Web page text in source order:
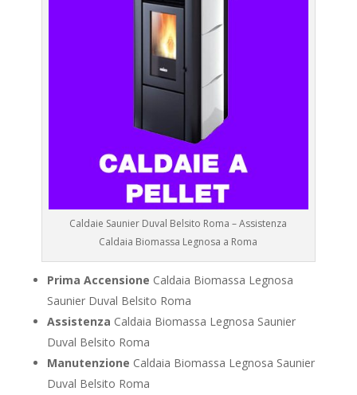
Caldaie Saunier Duval Belsito Roma – Assistenza
Caldaia Biomassa Legnosa a Roma
Prima Accensione Caldaia Biomassa Legnosa
Saunier Duval Belsito Roma
Assistenza Caldaia Biomassa Legnosa Saunier
Duval Belsito Roma
Manutenzione Caldaia Biomassa Legnosa Saunier
Duval Belsito Roma